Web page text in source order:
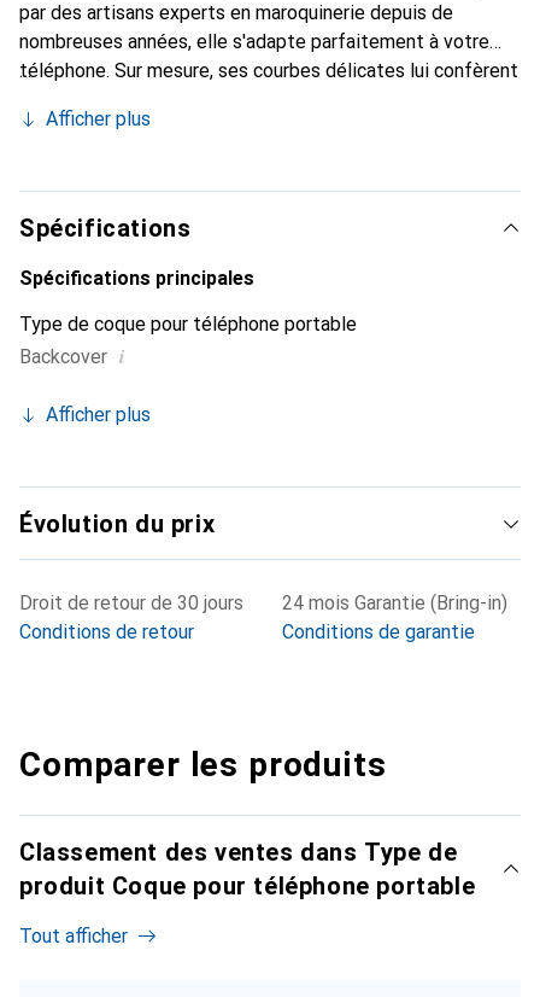
par des artisans experts en maroquinerie depuis de
nombreuses années, elle s'adapte parfaitement à votre
téléphone. Sur mesure, ses courbes délicates lui confèrent
et indispensable de votre smartphone. Reconnaître
marque Noreve est un choix sûr pour une clientèle
exigeante.
Afficher plus
Spécifications
Spécifications principales
Type de coque pour téléphone portable
Backcover i
Afficher plus
Évolution du prix
Droit de retour de 30 jours
Conditions de retour
24 mois Garantie (Bring-in)
Conditions de garantie
Comparer les produits
Classement des ventes dans Type de
produit Coque pour téléphone portable
Tout afficher